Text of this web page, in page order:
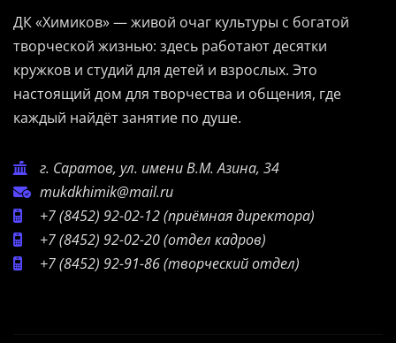
ДК «Химиков» — живой очаг культуры с богатой
творческой жизнью: здесь работают десятки
кружков и студий для детей и взрослых. Это
настоящий дом для творчества и общения, где
каждый найдёт занятие по душе.
г. Саратов, ул. имени В.М. Азина, 34
mukdkhimik@mail.ru
+7 (8452) 92-02-12(приёмная директора)
+7 (8452) 92-02-20(отдел кадров)
+7 (8452) 92-91-86(творческий отдел)